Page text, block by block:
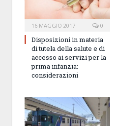
16 MAGGIO 2017 0
Disposizioni in materia
di tutela della salute e di
accesso ai servizi per la
prima infanzia:
considerazioni